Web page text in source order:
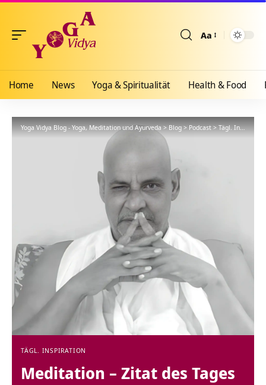
Aa
Home News Yoga & Spiritualität Health & Food
Yoga Vidya Blog - Yoga, Meditation und Ayurveda>Blog>Podcast>Tägl. Inspiration
TÄGL. INSPIRATION
Meditation – Zitat des Tages